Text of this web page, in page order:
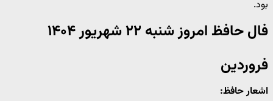
بود.
فال حافظ امروز شنبه ۲۲ شهریور ۱۴۰۴
فروردین
اشعار حافظ: